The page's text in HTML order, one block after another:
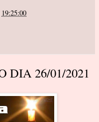
19:25:00
DIA 26/01/2021